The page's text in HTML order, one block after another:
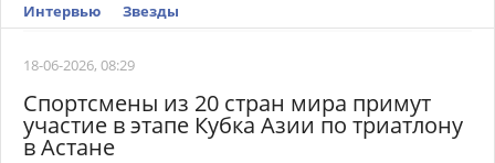
Интервью
Звезды
18-06-2026, 08:29
Спортсмены из 20 стран мира примут
участие в этапе Кубка Азии по триатлону
в Астане